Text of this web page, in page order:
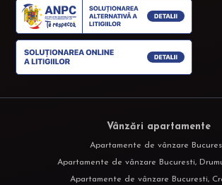
Vânzări apartamente
Apartamente de vânzare
Apartamente de vânzare Bucuresti,
Apartamente de vânzare Bucuresti,